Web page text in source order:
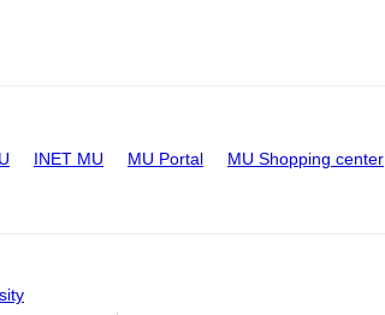
INET MU MU Portal MU Shopping center